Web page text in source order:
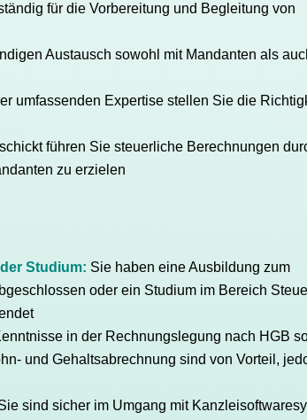
für die Vorbereitung und Begleitung von
Austausch sowohl mit Mandanten als
umfassenden Expertise stellen Sie die
führen Sie steuerliche Berechnungen
zu erzielen
Studium: Sie haben eine Ausbildung zum
oder ein Studium im Bereich
in der Rechnungslegung nach HGB
und Gehaltsabrechnung sind von Vorteil,
sind sicher im Umgang mit